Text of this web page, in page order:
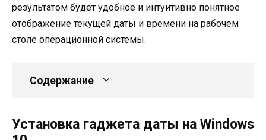
результатом будет удобное и интуитивно понятное
отображение текущей даты и времени на рабочем
столе операционной системы.
Содержание
Установка гаджета даты на Windows